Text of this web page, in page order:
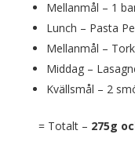
Mellanmål – 1
Lunch – Pasta
Mellanmål –
Middag –
Kvällsmål – 2
= Totalt – 275g